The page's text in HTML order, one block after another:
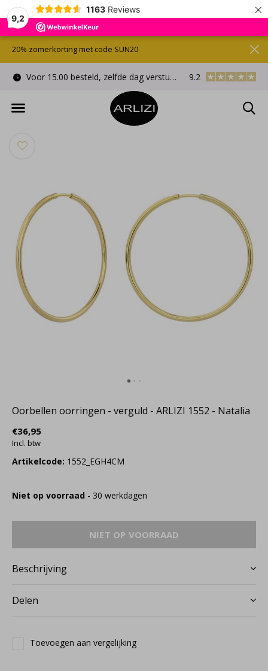
9,2
1163 Reviews ×
Voor 15.00 besteld, zelfde dag verstuurd Gratis
9.2
20% zomerkorting met code SUN20
Oorbellen oorringen - verguld - ARLIZI 1552 - Natalia
€36,95
Incl. btw
Artikelcode: 1552_EGH4CM
Niet op voorraad - 30 werkdagen
NIET OP VOORRAAD
Beschrijving
Delen
Toevoegen aan vergelijking